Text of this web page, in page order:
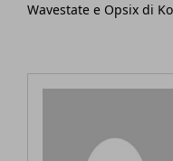
Wavestate e Opsix di